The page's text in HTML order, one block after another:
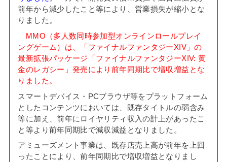
前年から減少したこと等により、営業損失が縮小とな
りました。
MMO（多人数同時参加型オンラインロールプレイ
ングゲーム）は、「ファイナルファンタジーXIV」の
最新拡張パッケージ「ファイナルファンタジーXIV: 黄
金のレガシー」発売により前年同期比で増収増益とな
りました。
スマートデバイス・PCブラウザ等をプラットフォーム
としたコンテンツにおいては、既存タイトルの弱含み
等に加え、前年にロイヤリティ収入の計上があったこ
と等より前年同期比で減収減益となりました。
アミューズメント事業は、既存店売上高が前年を上回
ったことにより、前年同期比で増収増益となりまし